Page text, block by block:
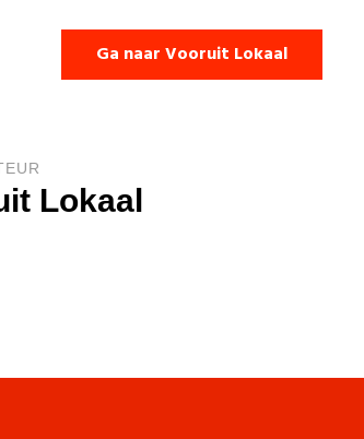
Ga naar Vooruit Lokaal
Lokaal